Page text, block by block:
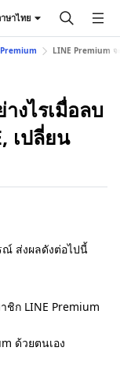
ษาไทย
LINE Premium จ
งไรเมื่อลบ
เปลี่ยน
ณ์ ส่งผลดังต่อไปนี้
ชิก LINE Premium
ด้วยตนเอง